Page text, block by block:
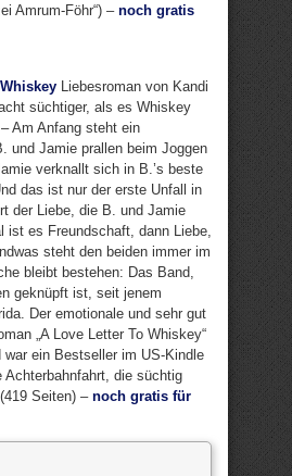
Amrum-Föhr“) – noch gratis
Liebesroman von Kandi
süchtiger, als es Whiskey
Am Anfang steht ein
und Jamie prallen beim Joggen
verknallt sich in B.’s beste
das ist nur der erste Unfall in
der Liebe, die B. und Jamie
ist es Freundschaft, dann Liebe,
steht den beiden immer im
bleibt bestehen: Das Band,
geknüpft ist, seit jenem
Der emotionale und sehr gut
„A Love Letter To Whiskey“
war ein Bestseller im US-Kindle
Achterbahnfahrt, die süchtig
Seiten) – noch gratis für